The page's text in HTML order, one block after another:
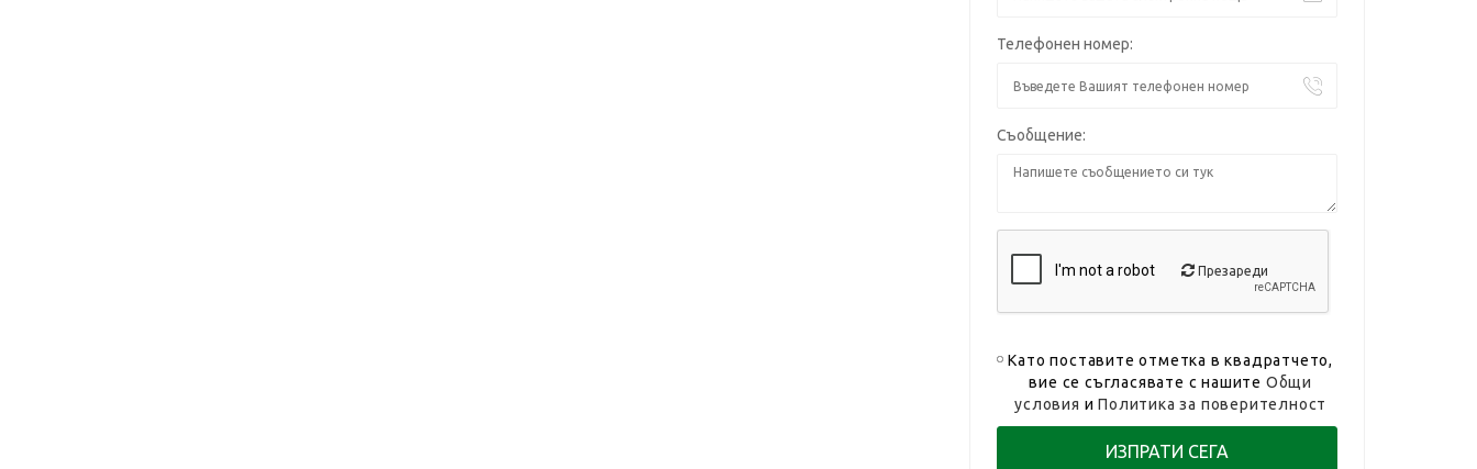
Телефонен номер:
Съобщение:
Презареди
Като поставите отметка в квадратчето,
вие се съгласявате с нашите Общи
условия иПолитика за поверителност